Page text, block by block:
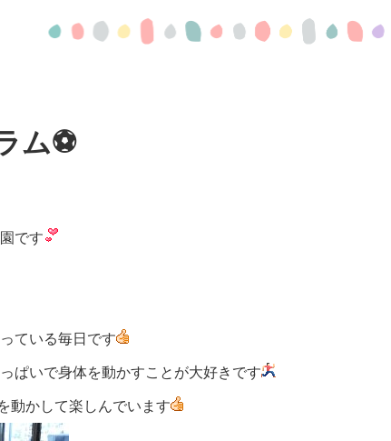
ム⚽
です
ている毎日です
ぱいで身体を動かすことが大好きです
動かして楽しんでいます